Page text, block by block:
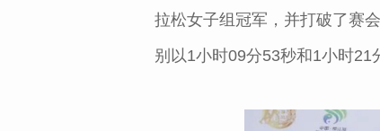
拉松女子组冠军，并打破了赛
别以1小时09分53秒和1小时21